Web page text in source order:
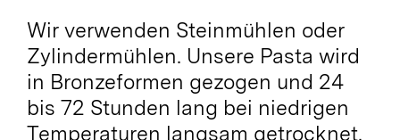
Wir verwenden Steinmühlen oder
Zylindermühlen. Unsere Pasta wird
in Bronzeformen gezogen und 24
bis 72 Stunden lang bei niedrigen
Temperaturen langsam getrocknet.